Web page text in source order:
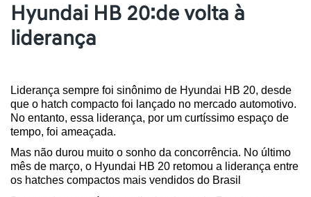
Hyundai HB 20:de volta à
liderança
Liderança sempre foi sinônimo de Hyundai HB 20, desde
que o hatch compacto foi lançado no mercado automotivo.
No entanto, essa liderança, por um curtíssimo espaço de
tempo, foi ameaçada.
Mas não durou muito o sonho da concorrência. No último
mês de março, o Hyundai HB 20 retomou a liderança entre
os hatches compactos mais vendidos do Brasil